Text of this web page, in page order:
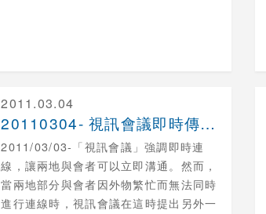
2011.03.04
20110304- 視訊會議即時傳遞畫面 也能即時....
2011/03/03-「視訊會議」強調即時連
線，讓兩地與會者可以立即溝通。然而，
當兩地部分與會者因外物繁忙而無法同時
進行連線時，視訊會議在這時提出另外一